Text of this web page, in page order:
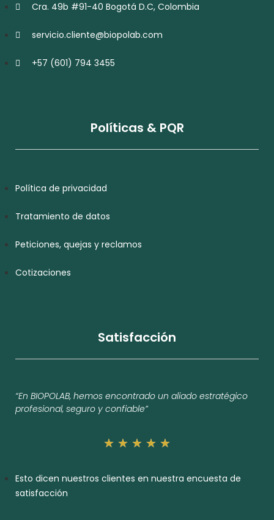
Cra. 49b #91-40 Bogotá D.C, Colombia
servicio.cliente@biopolab.com
+57 (601) 794 3455
Políticas & PQR
Política de privacidad
Tratamiento de datos
Peticiones, quejas y reclamos
Cotizaciones
Satisfacción
“En BIOPOLAB, hemos encontrado un aliado estratégico
profesional, seguro y confiable”
★ ★ ★ ★ ★
Esto dicen nuestros clientes en nuestra encuesta de
satisfacción